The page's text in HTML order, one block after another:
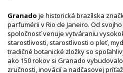
Granado je historická brazílska
parfumérii v Rio de Janeiro. Od
spoločnosť venuje vytváraniu
starostlivosti, starostlivosti o pleť,
tradičné botanické zložky so
ako 150 rokov si Granado
zručnosti, inovácií a nadčasovej